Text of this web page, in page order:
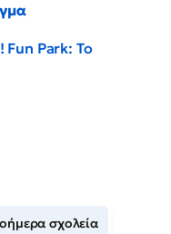
Fun Park: Το
σχολεία